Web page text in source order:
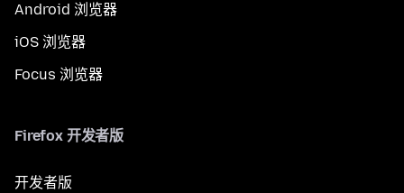
Android 浏览器
iOS 浏览器
Focus 浏览器
Firefox 开发者版
开发者版